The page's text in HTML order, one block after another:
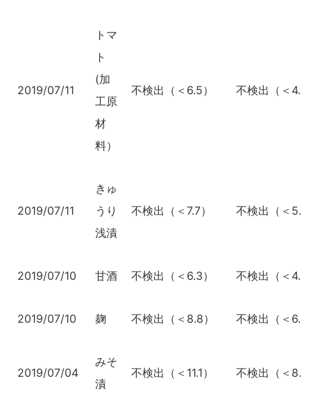
2019/07/11
トマ
ト
(加
工原
材
料）
不検出（＜6.5） 不検出（＜4.9
2019/07/11
きゅ
うり
浅漬
不検出（＜7.7） 不検出（＜5.8
2019/07/10 甘酒 不検出（＜6.3） 不検出（＜4.8
2019/07/10 麹 不検出（＜8.8） 不検出（＜6.6
2019/07/04
みそ
漬
不検出（＜11.1） 不検出（＜8.5